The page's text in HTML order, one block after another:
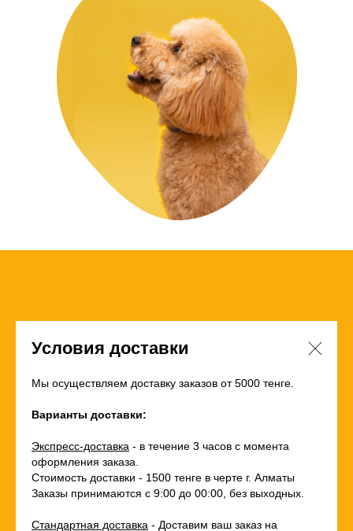
Условия доставки
Мы осуществляем доставку заказов от 5000 тенге.
Варианты доставки:
Экспресс-доставка - в течение 3 часов с момента
оформления заказа.
Стоимость доставки - 1500 тенге в черте г. Алматы
Заказы принимаются с 9:00 до 00:00, без выходных.
Стандартная доставка - Доставим ваш заказ на